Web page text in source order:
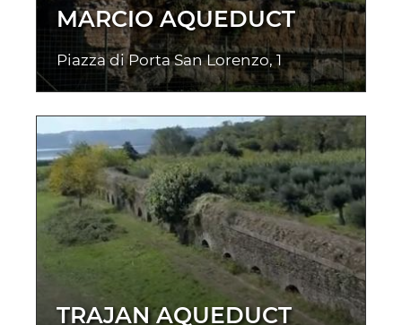
MARCIO AQUEDUCT
Piazza di Porta San Lorenzo, 1
TRAJAN AQUEDUCT